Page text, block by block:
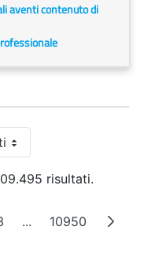
aventi contenuto di
risultati.
...Pagine intermedie
Pagina
10950